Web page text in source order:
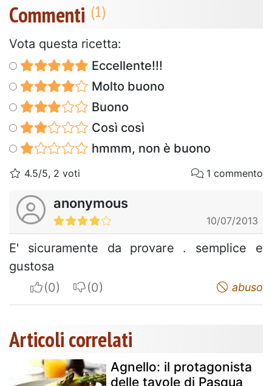
Commenti
Vota questa ricetta:
Eccellente!!!
Molto buono
Buono
Così così
hmmm, non è buono
4.5/5, 2 voti 1 commento
anonymous
10/07/2013
E' sicuramente da provare . semplice e
gustosa
I apreciateI do not appreciate abuso
Articoli correlati
Agnello: il protagonista
delle tavole di Pasqua